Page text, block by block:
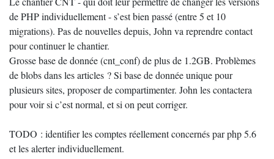
de PHP individuellement - s’est bien passé (entre 5 et 10
migrations). Pas de nouvelles depuis, John va reprendre contact
pour continuer le chantier.
Grosse base de donnée (cnt_conf) de plus de 1.2GB. Problèmes
de blobs dans les articles ? Si base de donnée unique pour
plusieurs sites, proposer de compartimenter. John les contactera
pour voir si c’est normal, et si on peut corriger.
TODO : identifier les comptes réellement concernés par php 5.6
et les alerter individuellement.